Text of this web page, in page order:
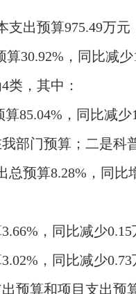
支出预算975.49万
30.92%，同比减少
类，其中：
85.04%，同比减
部门预算；二是科
总预算8.28%，同
，同比减少
，同比减少
预算和项目支出预